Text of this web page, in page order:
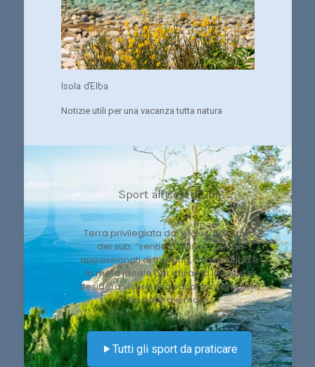
Isola d'Elba
Notizie utili per una vacanza tutta natura
Sport all'Isola d'Elba
Terra privilegiata dai bikers, paradiso
dei sub, “sentiero infinito” per gli
appassionati di trekking, l’isola d’Elba è
la meta ideale per chi ama lo sport e
desidera vivere una vacanza completa
tra natura e mare.
Tutti gli sport da praticare